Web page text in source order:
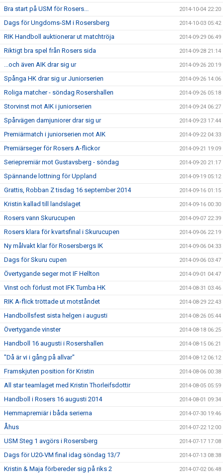
Bra start på USM för Rosers... 2014-10-04 22:20
Dags för Ungdoms-SM i Rosersberg 2014-10-03 05:42
RIK Handboll auktionerar ut matchtröja 2014-09-29 06:49
Riktigt bra spel från Rosers sida 2014-09-28 21:14
...och även AIK drar sig ur 2014-09-26 20:19
Spånga HK drar sig ur Juniorserien 2014-09-26 14:06
Roliga matcher - söndag Rosershallen 2014-09-26 05:18
Storvinst mot AIK i juniorserien 2014-09-24 06:27
Spårvägen damjuniorer drar sig ur 2014-09-23 17:44
Premiärmatch i juniorserien mot AIK 2014-09-22 04:33
Premiärseger för Rosers A-flickor 2014-09-21 19:09
Seriepremiär mot Gustavsberg - söndag 2014-09-20 21:17
Spännande lottning för Uppland 2014-09-19 05:12
Grattis, Robban Z tisdag 16 september 2014 2014-09-16 01:15
Kristin kallad till landslaget 2014-09-16 00:30
Rosers vann Skurucupen 2014-09-07 22:39
Rosers klara för kvartsfinal i Skurucupen 2014-09-06 22:19
Ny målvakt klar för Rosersbergs IK 2014-09-06 04:33
Dags för Skuru cupen 2014-09-06 03:47
Övertygande seger mot IF Hellton 2014-09-01 04:47
Vinst och förlust mot IFK Tumba HK 2014-08-31 03:46
RIK A-flick tröttade ut motståndet 2014-08-29 22:43
Handbollsfest sista helgen i augusti 2014-08-26 05:44
Övertygande vinster 2014-08-18 06:25
Handboll 16 augusti i Rosershallen 2014-08-15 06:21
"Då är vi i gång på allvar" 2014-08-12 06:12
Framskjuten position för Kristin 2014-08-06 00:38
All star teamlaget med Kristin Thorleifsdottir 2014-08-05 05:59
Handboll i Rosers 16 augusti 2014 2014-08-01 09:34
Hemmapremiär i båda serierna 2014-07-30 19:46
Åhus 2014-07-22 12:00
USM Steg 1 avgörs i Rosersberg 2014-07-17 17:08
Dags för U20-VM final idag söndag 13/7 2014-07-13 08:38
Kristin & Maja förbereder sig på riks 2 2014-07-02 06:48